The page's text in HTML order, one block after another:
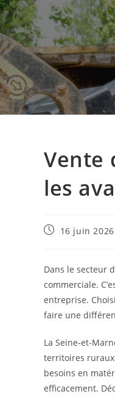
Vente
les
16 juin 2026
Dans le secteur
commerciale.
entreprise.
faire une
La Seine-et-
territoires ruraux
besoins en
efficacement.